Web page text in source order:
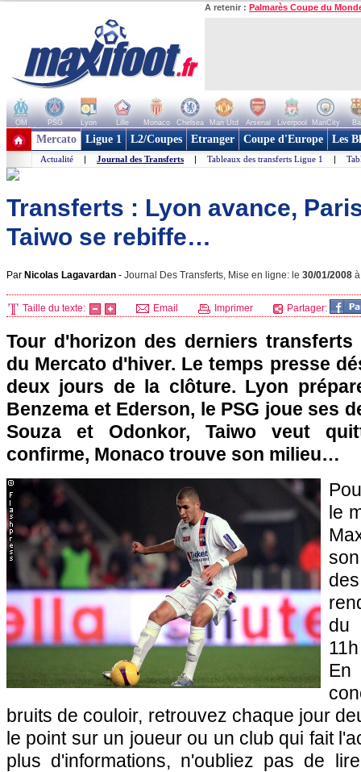
A retenir : Palmarès Coupe du
OM PSG Lyon Lille Monaco Chelsea Man Utd Arsenal Liverpool ManCity
+ de clubs
Mercato Ligue 1 L2/Coupes Etranger Coupe d'Europe Les
Actualité | Journal des Transferts | Tableaux des transferts Ligue 1 |
Transferts : Lyon avance,
Taiwo se rebiffe…
Par Nicolas Lagavardan - Journal Des Transferts, Mise en ligne: le 30/01/2008
Taille du texte: Email Imprimer Partager:
Tour d'horizon des derniers
du Mercato d'hiver. Le temps presse
deux jours de la clôture. Lyon
Benzema et Ederson, le PSG joue ses
Souza et Odonkor, Taiwo veut
confirme, Monaco trouve son milieu…
le
du
En
bruits de couloir, retrouvez chaque jour
le point sur un joueur ou un club qui fait
plus d'informations, n'oubliez pas de